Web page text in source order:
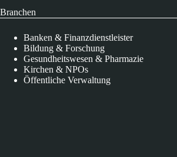
Branchen
Banken & Finanzdienstleister
Bildung & Forschung
Gesundheitswesen & Pharmazie
Kirchen & NPOs
Öffentliche Verwaltung